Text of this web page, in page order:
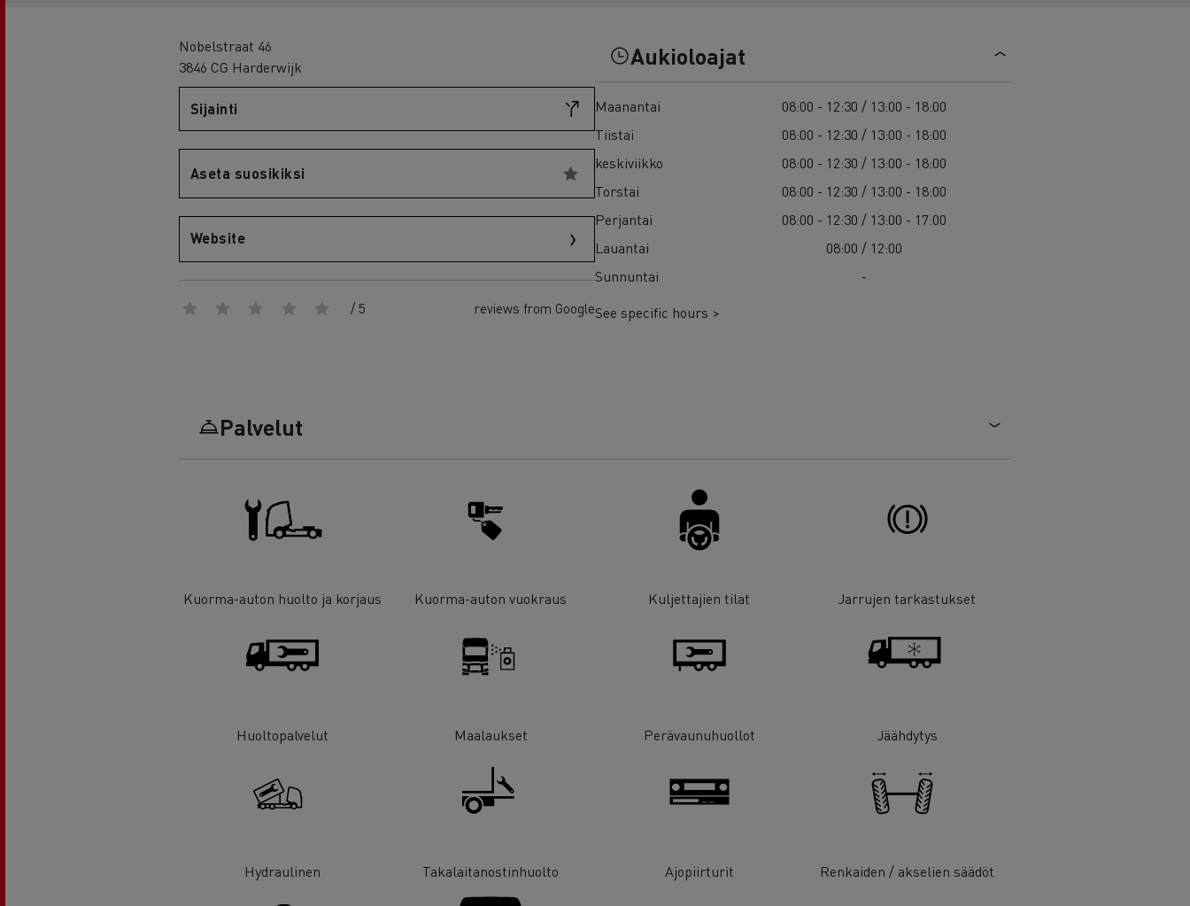
Toimitusta varten
Nobelstraat 46
3846 CG Harderwijk
Sijainti
Aseta suosikiksi
Website
/ 5 reviews from Google
Aukioloajat
Maanantai
08:00 - 12:30 / 13:00 - 18:00
Tiistai
08:00 - 12:30 / 13:00 - 18:00
keskiviikko
08:00 - 12:30 / 13:00 - 18:00
Torstai
08:00 - 12:30 / 13:00 - 18:00
Perjantai
08:00 - 12:30 / 13:00 - 17:00
Lauantai
08:00 / 12:00
Sunnuntai
-
See specific hours >
Palvelut
Kuorma-auton huolto ja korjaus Kuorma-auton vuokraus Kuljettajien tilat Jarrujen tarkastukset
Huoltopalvelut Maalaukset Perävaunuhuollot Jäähdytys
Hydraulinen Takalaitanostinhuolto Ajopiirturit Renkaiden / akselien säädöt